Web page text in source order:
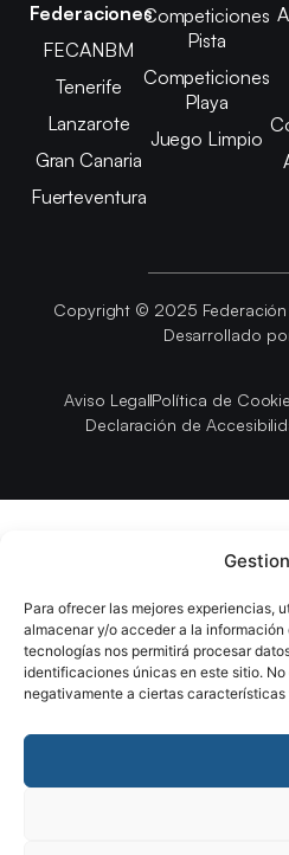
Para ofrecer las mejores experiencias,
almacenar y/o acceder a la
tecnologías nos permitirá procesar
identificaciones únicas en este sitio.
negativamente a ciertas
Federaciones
FECANBM
Tenerife
Lanzarote
Gran Canaria
Fuerteventura
Competiciones
Pista
Competiciones
Playa
Juego Limpio
Copyright © 2025 Federación
Desarrollado
Aviso LegalPolítica de
Declaración de